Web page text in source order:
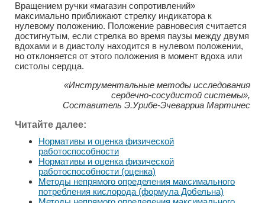
Вращением ручки «магазин сопротивлений»
максимально приближают стрелку индикатора к
нулевому положению. Положение равновесия считается
достигнутым, если стрелка во время паузы между двумя
вдохами и в диастолу находится в нулевом положении,
но отклоняется от этого положения в момент вдоха или
систолы сердца.
«Инструментальные методы исследования
сердечно-сосудистой системы»,
Составитель Э.Урибе-Эчеварриа Мартинес
Читайте далее:
Нормативы и оценка физической
работоспособности
Нормативы и оценка физической
работоспособности (оценка)
Методы непрямого определения максимального
потребления кислорода (формула Добельна)